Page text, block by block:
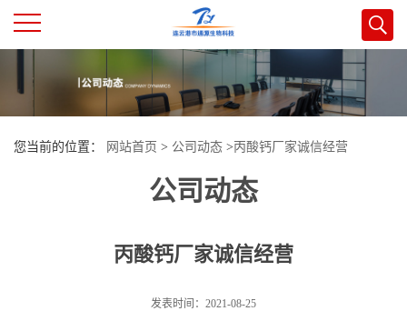
司
您当前的位置： 网站首页 > 公司动态 >丙酸钙厂家诚信经营
公司动态
丙酸钙厂家诚信经营
发表时间：2021-08-25